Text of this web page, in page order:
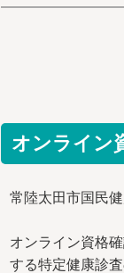
オンライン
常陸太田市国民
オンライン資格
する特定健康診